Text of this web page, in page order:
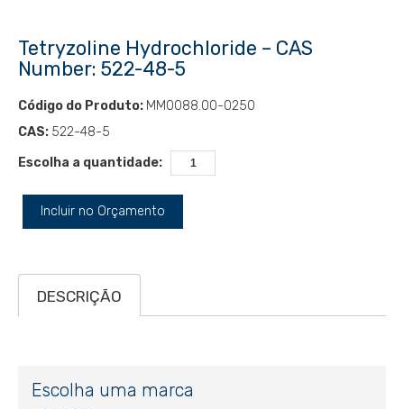
Tetryzoline Hydrochloride – CAS
Number: 522-48-5
Código do Produto: MM0088.00-0250
CAS: 522-48-5
Escolha a quantidade:
Incluir no Orçamento
DESCRIÇÃO
Escolha uma marca